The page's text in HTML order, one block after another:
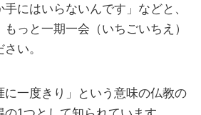
にはいらないんです」などと、
っと一期一会（いちごいちえ）
い。
に一度きり」という意味の仏教の